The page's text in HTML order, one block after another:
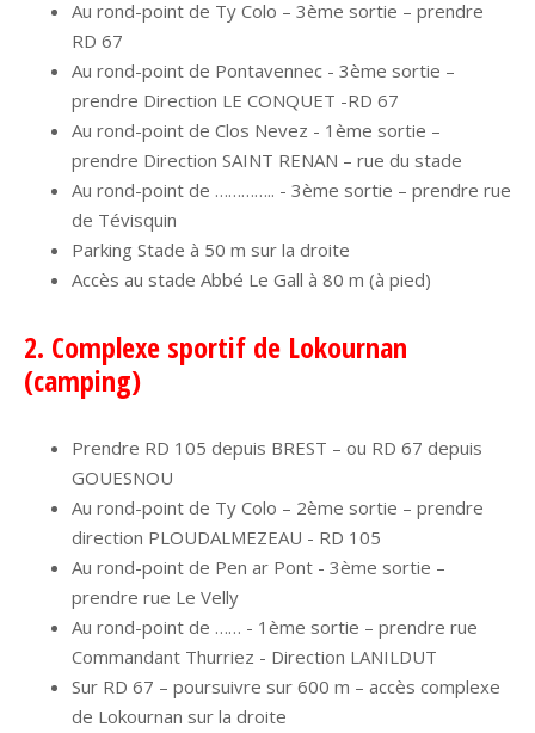
Au rond-point de Ty Colo – 3ème sortie – prendre
RD 67
Au rond-point de Pontavennec - 3ème sortie –
prendre Direction LE CONQUET -RD 67
Au rond-point de Clos Nevez - 1ème sortie –
prendre Direction SAINT RENAN – rue du stade
Au rond-point de ………….. - 3ème sortie – prendre rue
de Tévisquin
Parking Stade à 50 m sur la droite
Accès au stade Abbé Le Gall à 80 m (à pied)
2. Complexe sportif de Lokournan
(camping)
Prendre RD 105 depuis BREST – ou RD 67 depuis
GOUESNOU
Au rond-point de Ty Colo – 2ème sortie – prendre
direction PLOUDALMEZEAU - RD 105
Au rond-point de Pen ar Pont - 3ème sortie –
prendre rue Le Velly
Au rond-point de …… - 1ème sortie – prendre rue
Commandant Thurriez - Direction LANILDUT
Sur RD 67 – poursuivre sur 600 m – accès complexe
de Lokournan sur la droite